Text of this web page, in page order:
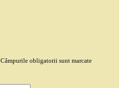
Câmpurile obligatorii sunt marcate